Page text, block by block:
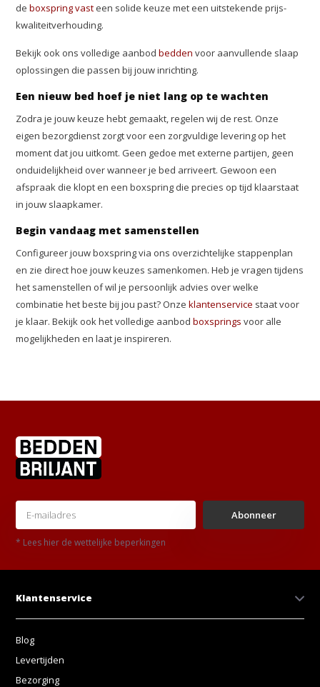
deboxspring vast een solide keuze met een uitstekende prijs-
kwaliteitverhouding.
Bekijk ook ons volledige aanbodbedden voor aanvullende slaap
oplossingen die passen bij jouw inrichting.
Een nieuw bed hoef je niet lang op te wachten
Zodra je jouw keuze hebt gemaakt, regelen wij de rest. Onze
eigen bezorgdienst zorgt voor een zorgvuldige levering op het
moment dat jou uitkomt. Geen gedoe met externe partijen, geen
onduidelijkheid over wanneer je bed arriveert. Gewoon een
afspraak die klopt en een boxspring die precies op tijd klaarstaat
in jouw slaapkamer.
Begin vandaag met samenstellen
Configureer jouw boxspring via ons overzichtelijke stappenplan
en zie direct hoe jouw keuzes samenkomen. Heb je vragen tijdens
het samenstellen of wil je persoonlijk advies over welke
combinatie het beste bij jou past? Onzeklantenservice staat voor
je klaar. Bekijk ook het volledige aanbodboxsprings voor alle
mogelijkheden en laat je inspireren.
Abonneer
* Lees hier de wettelijke beperkingen
Klantenservice
Blog
Levertijden
Bezorging